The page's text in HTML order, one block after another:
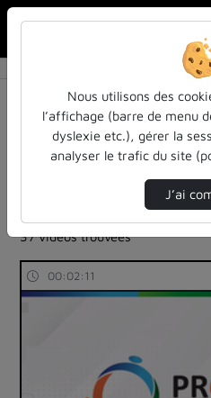
Résultats de la
Filtres actifs (cliquer pour en
sante
sports-et-jeux-athletiques-
air-enseignement-et-
37 vidéos trouvées
00:02:11
Nous utilisons des
l’affichage (barre de menu
dyslexie etc.), gérer la
analyser le trafic du site
J’ai